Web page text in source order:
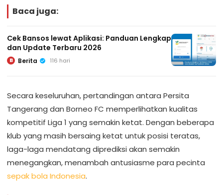
Baca juga:
Cek Bansos lewat Aplikasi: Panduan Lengkap
dan Update Terbaru 2026
B Berita 116 hari
Secara keseluruhan, pertandingan antara Persita
Tangerang dan Borneo FC memperlihatkan kualitas
kompetitif Liga 1 yang semakin ketat. Dengan beberapa
klub yang masih bersaing ketat untuk posisi teratas,
laga-laga mendatang diprediksi akan semakin
menegangkan, menambah antusiasme para pecinta
sepak bola Indonesia.